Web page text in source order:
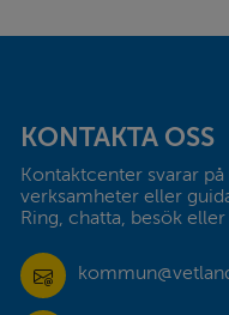
KONTAKTA OSS
Kontaktcenter svarar
verksamheter eller
Ring, chatta, besök